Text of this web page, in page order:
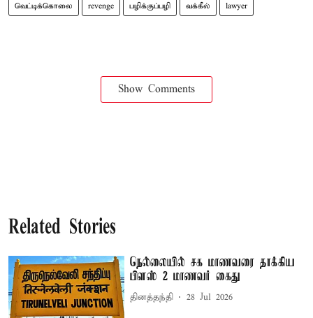
வெட்டிக்கொலை revenge பழிக்குப்பழி வக்கீல் lawyer
Show Comments
Related Stories
நெல்லையில் சக மாணவரை தாக்கிய
பிளஸ் 2 மாணவர் கைது
தினத்தந்தி 28 Jul 2026